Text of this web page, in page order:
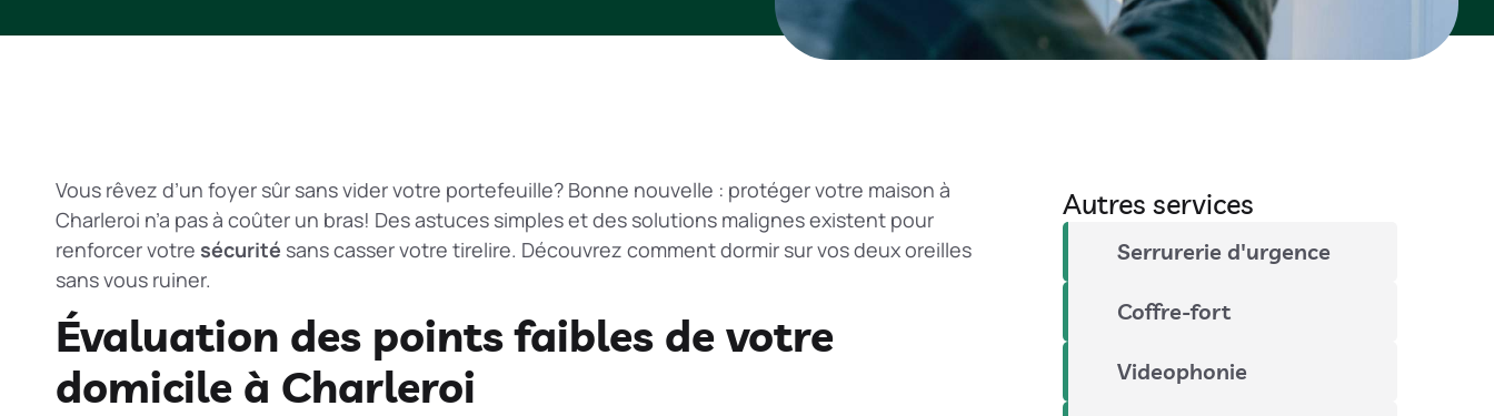
Vous rêvez d’un foyer sûr sans vider votre portefeuille? Bonne nouvelle : protéger votre maison à
Charleroi n’a pas à coûter un bras! Des astuces simples et des solutions malignes existent pour
renforcer votre sécurité sans casser votre tirelire. Découvrez comment dormir sur vos deux oreilles
sans vous ruiner.
Évaluation des points faibles de votre
domicile à Charleroi
Autres services
Serrurerie d'urgence
Coffre-fort
Videophonie